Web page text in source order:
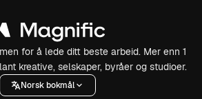
for å lede ditt beste arbeid. Mer enn 1
kreative, selskaper, byråer og studioer.
Norsk bokmål